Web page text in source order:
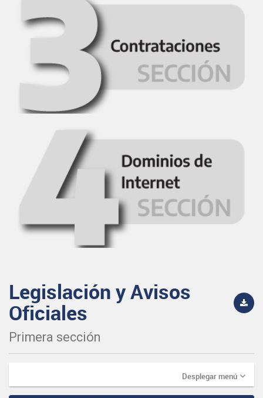
Legislación y Avisos
Oficiales
Primera sección
Desplegar menú